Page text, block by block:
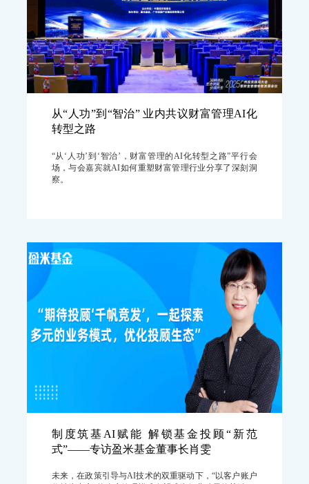
从“人功”到“智治” 业内共议财富管理AI化
转型之路
“从‘人功’到‘智治’，财富管理的AI化转型之路”平行会
场，与会嘉宾就AI如何重塑财富管理行业分享了深刻洞
察。
制度筑基AI赋能 解锁基金投顾“新范
式”——专访盈米基金董事长肖雯
未来，在政策引导与AI技术的双重驱动下，“以客户账户